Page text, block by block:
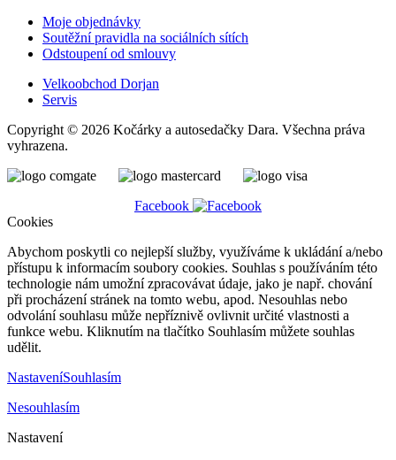
Moje objednávky
Soutěžní pravidla na sociálních sítích
Odstoupení od smlouvy
Velkoobchod Dorjan
Servis
Copyright © 2026 Kočárky a autosedačky Dara. Všechna práva
vyhrazena.
Facebook
Cookies
Abychom poskytli co nejlepší služby, využíváme k ukládání a/nebo
přístupu k informacím soubory cookies. Souhlas s používáním této
technologie nám umožní zpracovávat údaje, jako je např. chování
při procházení stránek na tomto webu, apod. Nesouhlas nebo
odvolání souhlasu může nepříznivě ovlivnit určité vlastnosti a
funkce webu. Kliknutím na tlačítko Souhlasím můžete souhlas
udělit.
NastaveníSouhlasím
Nesouhlasím
Nastavení